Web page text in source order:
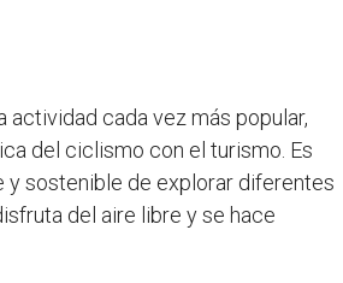
actividad cada vez más popular,
del ciclismo con el turismo. Es
y sostenible de explorar diferentes
del aire libre y se hace